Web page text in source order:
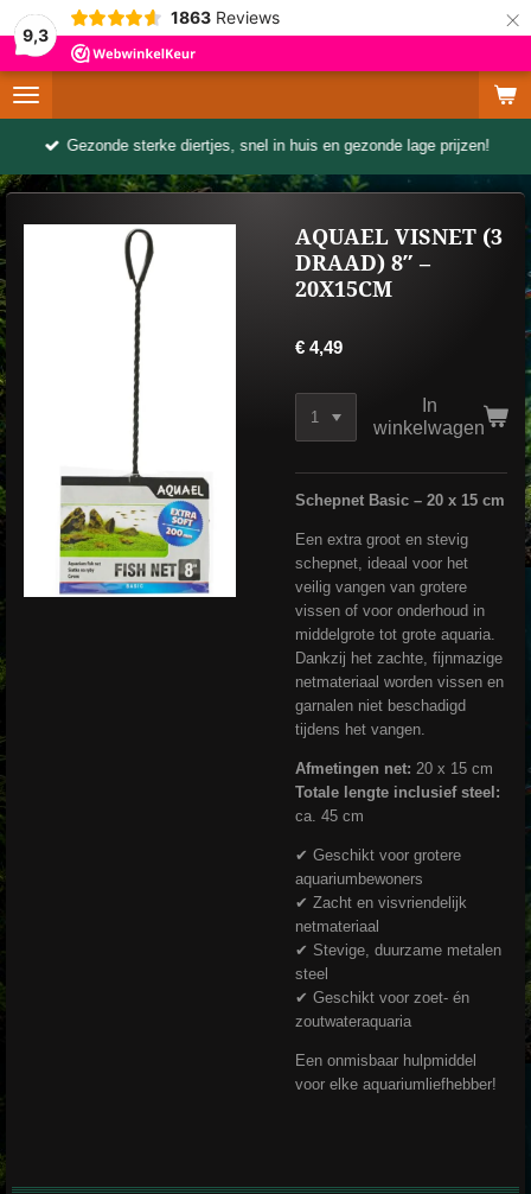
9,3
1863 Reviews ×
Gezonde sterke diertjes, snel in huis en gezonde lage prijzen!
AQUAEL VISNET (3
DRAAD) 8″ –
20X15CM
€ 4,49
In
winkelwagen
Schepnet Basic – 20 x 15 cm
Een extra groot en stevig
schepnet, ideaal voor het
veilig vangen van grotere
vissen of voor onderhoud in
middelgrote tot grote aquaria.
Dankzij het zachte, fijnmazige
netmateriaal worden vissen en
garnalen niet beschadigd
tijdens het vangen.
Afmetingen net: 20 x 15 cm
Totale lengte inclusief steel:
ca. 45 cm
✔ Geschikt voor grotere
aquariumbewoners
✔ Zacht en visvriendelijk
netmateriaal
✔ Stevige, duurzame metalen
steel
✔ Geschikt voor zoet- én
zoutwateraquaria
Een onmisbaar hulpmiddel
voor elke aquariumliefhebber!